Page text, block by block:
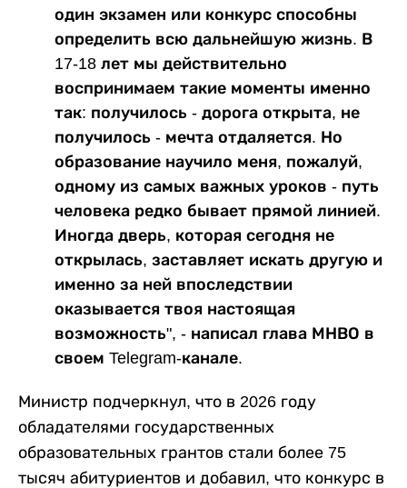
один экзамен или конкурс способны
определить всю дальнейшую жизнь. В
17-18 лет мы действительно
воспринимаем такие моменты именно
так: получилось - дорога открыта, не
получилось - мечта отдаляется. Но
образование научило меня, пожалуй,
одному из самых важных уроков - путь
человека редко бывает прямой линией.
Иногда дверь, которая сегодня не
открылась, заставляет искать другую и
именно за ней впоследствии
оказывается твоя настоящая
возможность", - написал глава МНВО в
своем Telegram-канале.
Министр подчеркнул, что в 2026 году
обладателями государственных
образовательных грантов стали более 75
тысяч абитуриентов и добавил, что конкурс в